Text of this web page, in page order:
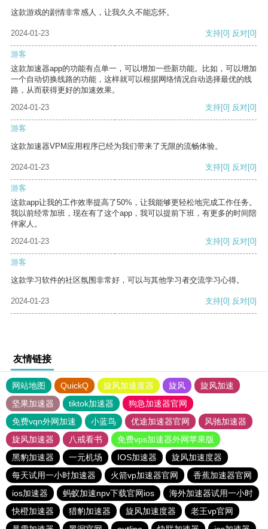
这款游戏的剧情非常感人，让我久久不能忘怀。
2024-01-23 支持[0] 反对[0]
游客
这款加速器app的功能有点单一，可以增加一些新功能。比如，可以增加
一个自动切换线路的功能，这样就可以根据网络情况自动选择最优的线
路，从而获得更好的加速效果。
2024-01-23
支持[0] 反对[0]
游客
这款加速器VPM应用程序已经为我们带来了无限的流畅体验。
2024-01-23 支持[0] 反对[0]
游客
这款app让我的工作效率提高了50%，让我能够更轻松地完成工作任务。
我以前经常加班，现在有了这个app，我可以提前下班，有更多的时间陪
伴家人。
2024-01-23
支持[0] 反对[0]
游客
这款学习软件的社区氛围非常好，可以与其他学习者交流学习心得。
2024-01-23 支持[0] 反对[0]
友情链接
网站地图 QuickQ 旋风加速度器 旋风
旋风加速
坚果加速器
tiktok加速器
狗急加速器官网
免费vqn外网加速
小蓝鸟 优途加速器官网
风驰加速器
旋风加速器
八戒看书
免费vps加速器外网苹果版
黑豹加速器
一元机场 IOS加速器
旋风加速度器
每天试用一小时加速器
火箭vp加速器官网
香蕉加速器官网
ios加速器
蚂蚁加速npv下载官网ios
海外加速器试用一小时
快橙加速器
猎豹加速器 旋风加速度器
老王vp官网